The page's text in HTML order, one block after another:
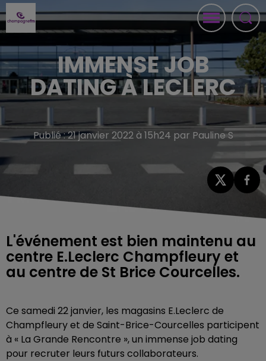
IMMENSE JOB
DATING À LECLERC
Publié : 21 janvier 2022 à 15h24 par Pauline S
L'événement est bien maintenu au
centre E.Leclerc Champfleury et
au centre de St Brice Courcelles.
Ce samedi 22 janvier, les magasins E.Leclerc de
Champfleury et de Saint-Brice-Courcelles participent
à « La Grande Rencontre », un immense job dating
pour recruter leurs futurs collaborateurs.